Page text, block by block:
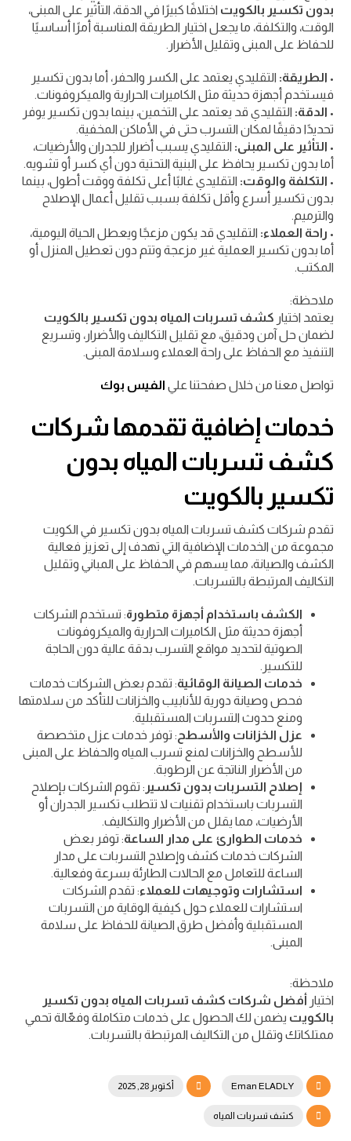
بدون تكسير بالكويت اختلافًا كبيرًا في الدقة، التأثير على المبنى،
الوقت، والتكلفة، ما يجعل اختيار الطريقة المناسبة أمرًا أساسيًا
للحفاظ على المبنى وتقليل الأضرار.
• الطريقة: التقليدي يعتمد على الكسر والحفر، أما بدون تكسير
فيستخدم أجهزة حديثة مثل الكاميرات الحرارية والميكروفونات.
• الدقة: التقليدي قد يعتمد على التخمين، بينما بدون تكسير يوفر
تحديدًا دقيقًا لمكان التسرب حتى في الأماكن المخفية.
• التأثير على المبنى: التقليدي يسبب أضرار للجدران والأرضيات،
أما بدون تكسير يحافظ على البنية التحتية دون أي كسر أو تشويه.
• التكلفة والوقت: التقليدي غالبًا أعلى تكلفة ووقت أطول، بينما
بدون تكسير أسرع وأقل تكلفة بسبب تقليل أعمال الإصلاح
والترميم.
• راحة العملاء: التقليدي قد يكون مزعجًا ويعطل الحياة اليومية،
أما بدون تكسير العملية غير مزعجة وتتم دون تعطيل المنزل أو
المكتب.
ملاحظة:
يعتمد اختيار كشف تسربات المياه بدون تكسير بالكويت
لضمان حل آمن ودقيق، مع تقليل التكاليف والأضرار، وتسريع
التنفيذ مع الحفاظ على راحة العملاء وسلامة المبنى.
تواصل معنا من خلال صفحتنا علي الفيس بوك
خدمات إضافية تقدمها شركات
كشف تسربات المياه بدون
تكسير بالكويت
تقدم شركات كشف تسربات المياه بدون تكسير في الكويت
مجموعة من الخدمات الإضافية التي تهدف إلى تعزيز فعالية
الكشف والصيانة، مما يسهم في الحفاظ على المباني وتقليل
التكاليف المرتبطة بالتسربات.
الكشف باستخدام أجهزة متطورة: تستخدم الشركات
أجهزة حديثة مثل الكاميرات الحرارية والميكروفونات
الصوتية لتحديد مواقع التسرب بدقة عالية دون الحاجة
للتكسير.
خدمات الصيانة الوقائية: تقدم بعض الشركات خدمات
فحص وصيانة دورية للأنابيب والخزانات للتأكد من سلامتها
ومنع حدوث التسربات المستقبلية.
عزل الخزانات والأسطح : توفر خدمات عزل متخصصة
للأسطح والخزانات لمنع تسرب المياه والحفاظ على المبنى
من الأضرار الناتجة عن الرطوبة.
إصلاح التسربات بدون تكسير : تقوم الشركات بإصلاح
التسربات باستخدام تقنيات لا تتطلب تكسير الجدران أو
الأرضيات، مما يقلل من الأضرار والتكاليف.
خدمات الطوارئ على مدار الساعة: توفر بعض
الشركات خدمات كشف وإصلاح التسربات على مدار
الساعة للتعامل مع الحالات الطارئة بسرعة وفعالية.
استشارات وتوجيهات للعملاء: تقدم الشركات
استشارات للعملاء حول كيفية الوقاية من التسربات
المستقبلية وأفضل طرق الصيانة للحفاظ على سلامة
المبنى.
ملاحظة:
اختيار أفضل شركات كشف تسربات المياه بدون تكسير
بالكويت يضمن لك الحصول على خدمات متكاملة وفعّالة تحمي
ممتلكاتك وتقلل من التكاليف المرتبطة بالتسربات.
Eman ELADLY أكتوبر 28, 2025
كشف تسربات المياه